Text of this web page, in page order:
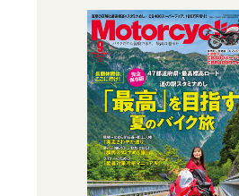
液晶デジタルメーターのカード
の起動、車体内蔵式ハンドルロ